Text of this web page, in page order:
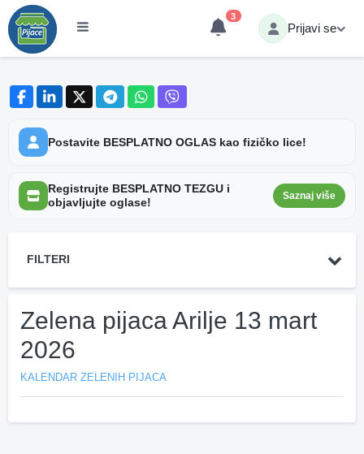
3
Prijavi se
Postavite BESPLATNO OGLAS kao fizičko lice!
Registrujte BESPLATNO TEZGU i
objavljujte oglase!
Saznaj više
FILTERI
Zelena pijaca Arilje 13 mart
2026
KALENDAR ZELENIH PIJACA